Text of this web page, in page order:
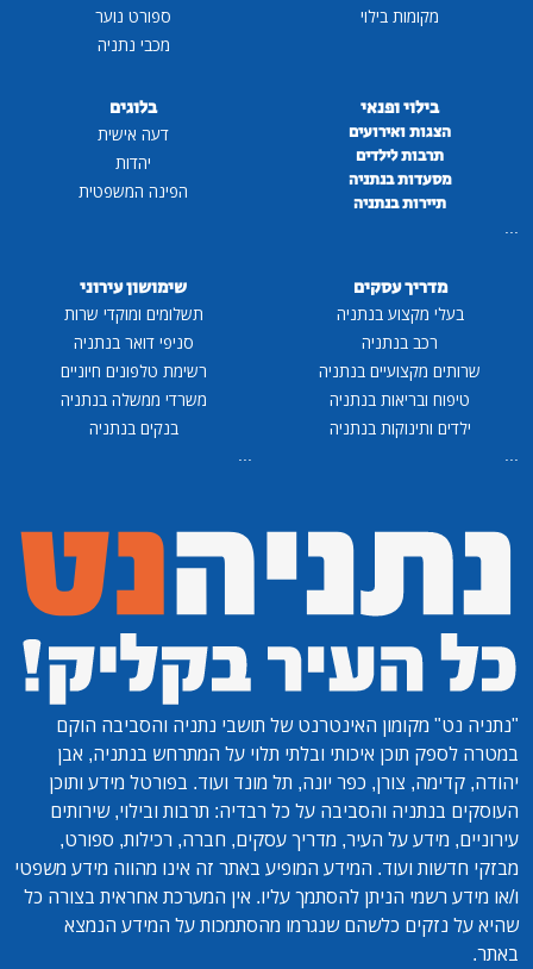
מקומות בילוי
ספורט נוער
מכבי נתניה
בילוי ופנאי
הצגות ואירועים
תרבות לילדים
מסעדות בנתניה
תיירות בנתניה
בלוגים
דעה אישית
יהדות
הפינה המשפטית
מדריך עסקים
בעלי מקצוע בנתניה
רכב בנתניה
שרותים מקצועיים בנתניה
טיפוח ובריאות בנתניה
ילדים ותינוקות בנתניה
שימושון עירוני
תשלומים ומוקדי שרות
סניפי דואר בנתניה
רשימת טלפונים חיוניים
משרדי ממשלה בנתניה
בנקים בנתניה
"נתניה נט" מקומון האינטרנט של תושבי נתניה והסביבה הוקם
במטרה לספק תוכן איכותי ובלתי תלוי על המתרחש בנתניה, אבן
יהודה, קדימה, צורן, כפר יונה, תל מונד ועוד. בפורטל מידע ותוכן
העוסקים בנתניה והסביבה על כל רבדיה: תרבות ובילוי, שירותים
עירוניים, מידע על העיר, מדריך עסקים, חברה, רכילות, ספורט,
מבזקי חדשות ועוד. המידע המופיע באתר זה אינו מהווה מידע משפטי
ו/או מידע רשמי הניתן להסתמך עליו. אין המערכת אחראית בצורה כל
שהיא על נזקים כלשהם שנגרמו מהסתמכות על המידע הנמצא
באתר.